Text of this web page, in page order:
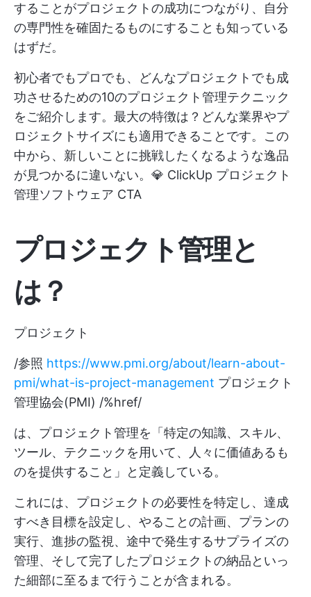
することがプロジェクトの成功につながり、自分
の専門性を確固たるものにすることも知っている
はずだ。
初心者でもプロでも、どんなプロジェクトでも成
功させるための10のプロジェクト管理テクニック
をご紹介します。最大の特徴は？どんな業界やプ
ロジェクトサイズにも適用できることです。この
中から、新しいことに挑戦したくなるような逸品
が見つかるに違いない。💎 ClickUp プロジェクト
管理ソフトウェア CTA
プロジェクト管理と
は？
プロジェクト
/参照 https://www.pmi.org/about/learn-about-
pmi/what-is-project-management プロジェクト
管理協会(PMI) /%href/
は、プロジェクト管理を「特定の知識、スキル、
ツール、テクニックを用いて、人々に価値あるも
のを提供すること」と定義している。
これには、プロジェクトの必要性を特定し、達成
すべき目標を設定し、やることの計画、プランの
実行、進捗の監視、途中で発生するサプライズの
管理、そして完了したプロジェクトの納品といっ
た細部に至るまで行うことが含まれる。